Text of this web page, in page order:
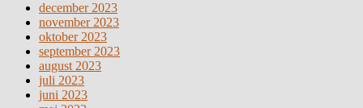
december 2023
november 2023
oktober 2023
september 2023
august 2023
juli 2023
juni 2023